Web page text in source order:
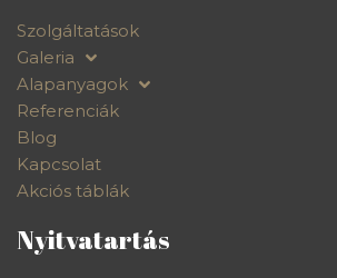
Szolgáltatások
Galeria
Alapanyagok
Referenciák
Blog
Kapcsolat
Akciós táblák
Nyitvatartás